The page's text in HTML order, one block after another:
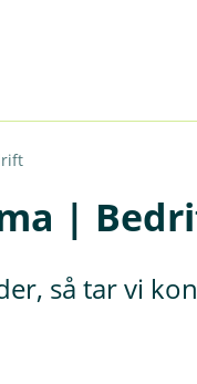
|
så tar vi